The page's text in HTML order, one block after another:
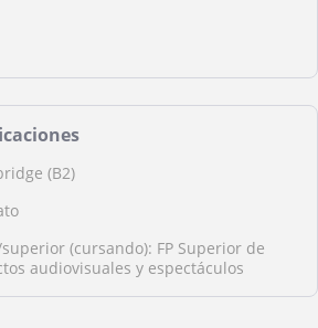
(B2)
(cursando): FP Superior de
audiovisuales y espectáculos